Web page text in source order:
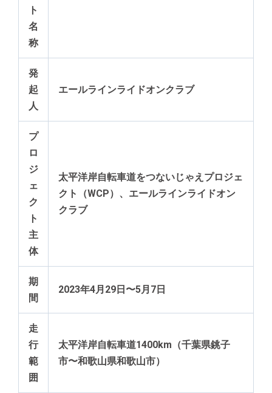
ト
名
称
発
起
人
エールラインライドオンクラブ
プ
ロ
ジ
ェ
ク
ト
主
体
太平洋岸自転車道をつないじゃえプロジェ
クト（WCP）、エールラインライドオン
クラブ
期
間
2023年4月29日〜5月7日
走
行
範
囲
太平洋岸自転車道1400km（千葉県銚子
市〜和歌山県和歌山市）